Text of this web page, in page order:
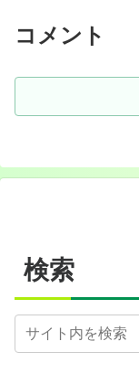
コメント
検索